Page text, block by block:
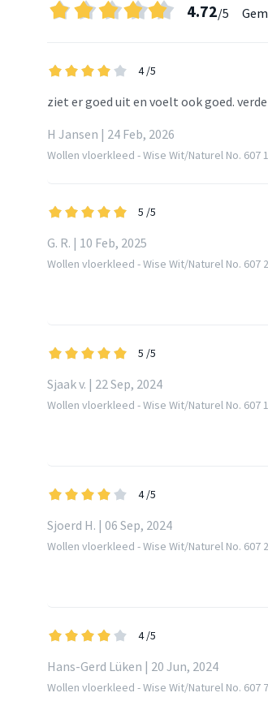
4.72/5
4 /5
ziet er goed uit en voelt ook goed.
H Jansen | 24 Feb, 2026
Wollen vloerkleed - Wise Wit/Naturel No. 607
5 /5
G. R. | 10 Feb, 2025
Wollen vloerkleed - Wise Wit/Naturel No. 607
5 /5
Sjaak v. | 22 Sep, 2024
Wollen vloerkleed - Wise Wit/Naturel No. 607
4 /5
Sjoerd H. | 06 Sep, 2024
Wollen vloerkleed - Wise Wit/Naturel No. 607
4 /5
Hans-Gerd Lüken | 20 Jun, 2024
Wollen vloerkleed - Wise Wit/Naturel No. 607